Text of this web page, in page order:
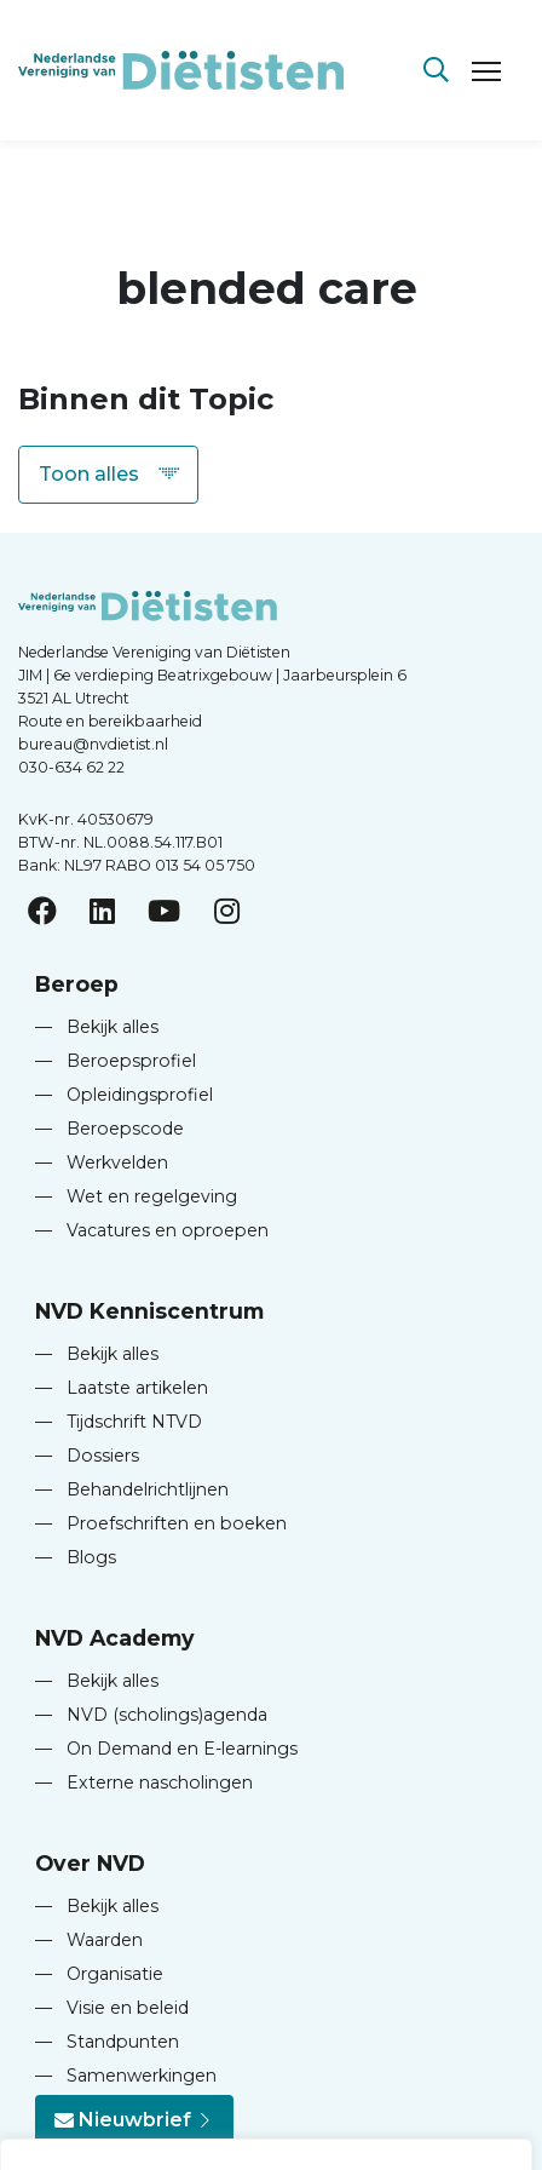
blended care
Binnen dit Topic
Nederlandse Vereniging van Diëtisten
JIM | 6e verdieping Beatrixgebouw | Jaarbeursplein 6
3521 AL Utrecht
Route en bereikbaarheid
bureau@nvdietist.nl
030-634 62 22
KvK-nr. 40530679
BTW-nr. NL.0088.54.117.B01
Bank: NL97 RABO 013 54 05 750
Beroep
—
Bekijk alles
—
Beroepsprofiel
—
Opleidingsprofiel
—
Beroepscode
—
Werkvelden
—
Wet en regelgeving
—
Vacatures en oproepen
NVD Kenniscentrum
—
Bekijk alles
—
Laatste artikelen
—
Tijdschrift NTVD
—
Dossiers
—
Behandelrichtlijnen
—
Proefschriften en boeken
—
Blogs
NVD Academy
—
Bekijk alles
—
NVD (scholings)agenda
—
On Demand en E-learnings
—
Externe nascholingen
Over NVD
—
Bekijk alles
—
Waarden
—
Organisatie
—
Visie en beleid
—
Standpunten
—
Samenwerkingen
Nieuwbrief